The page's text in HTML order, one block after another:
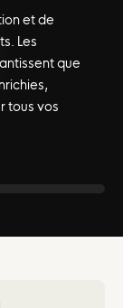
et de
Les
que
tous vos